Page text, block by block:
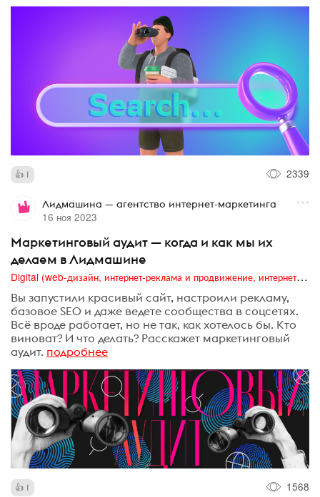
1 2339
Лидмашина — агентство интернет-маркетинга
16 ноя 2023
Маркетинговый аудит — когда и как мы их
делаем в Лидмашине
Digital (web-дизайн, интернет-реклама и продвижение, интернет-сообщества и блоги, интернет-коммуникации, мобильный маркетинг, реклама на цифровых экранах)
Вы запустили красивый сайт, настроили рекламу,
базовое SEO и даже ведете сообщества в соцсетях.
Всё вроде работает, но не так, как хотелось бы. Кто
виноват? И что делать? Расскажет маркетинговый
аудит. подробнее
1 1568